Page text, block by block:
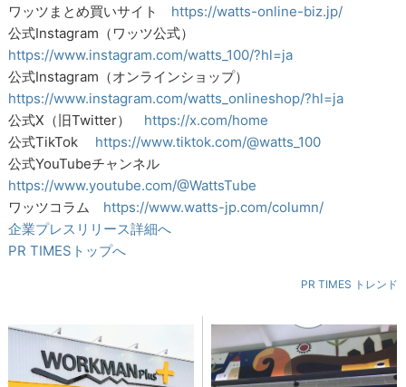
ワッツまとめ買いサイト https://watts-online-biz.jp/
公式Instagram（ワッツ公式）
https://www.instagram.com/watts_100/?hl=ja
公式Instagram（オンラインショップ）
https://www.instagram.com/watts_onlineshop/?hl=ja
公式X（旧Twitter） https://x.com/home
公式TikTok https://www.tiktok.com/@watts_100
公式YouTubeチャンネル
https://www.youtube.com/@WattsTube
ワッツコラム https://www.watts-jp.com/column/
企業プレスリリース詳細へ
PR TIMESトップへ
PR TIMES トレンド